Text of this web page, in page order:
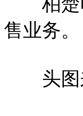
售业务。
头图